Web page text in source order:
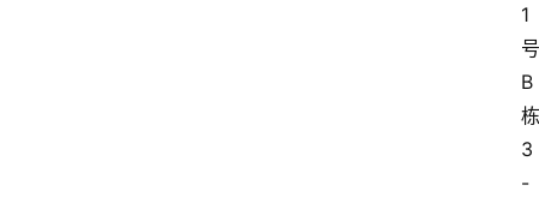
1
号
B
栋
3
-